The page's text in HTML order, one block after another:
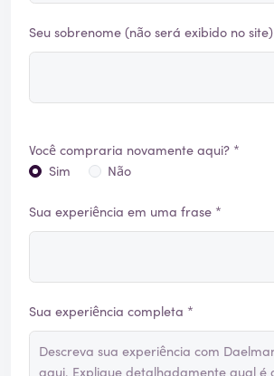
Seu sobrenome (não será exibido no site)
Você compraria novamente aqui? *
Sim
Não
Sua experiência em uma frase *
Sua experiência completa *